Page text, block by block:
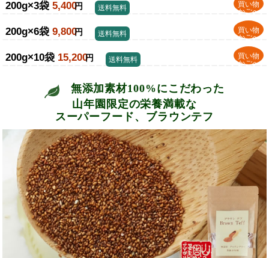
200g×3袋 5,400円
買い物
かごへ
送料無料
200g×6袋 9,800円
買い物
かごへ
送料無料
200g×10袋 15,200円
買い物
かごへ
送料無料
無添加素材100%にこだわった
山年園限定の栄養満載な
スーパーフード、ブラウンテフ